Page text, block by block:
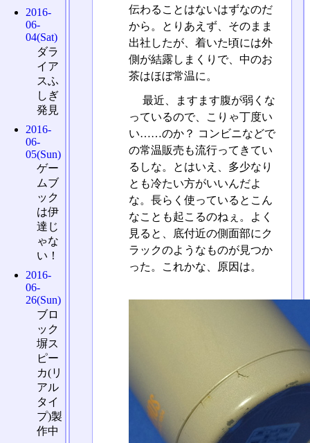
伝わることはないはずなのだ
から。とりあえず、そのまま
出社したが、着いた頃には外
側が結露しまくりで、中のお
茶はほぼ常温に。
最近、ますます腹が弱くな
っているので、こりゃ丁度い
い……のか？ コンビニなどで
の常温販売も流行ってきてい
るしな。とはいえ、多少なり
とも冷たい方がいいんだよ
な。長らく使っているとこん
なことも起こるのねぇ。よく
見ると、底付近の側面部にク
ラックのようなものが見つか
った。これかな、原因は。
2016-
06-
04(Sat)
ダラ
イア
スふ
しぎ
発見
2016-
06-
05(Sun)
ゲー
ムブ
ック
は伊
達じ
ゃな
い！
2016-
06-
26(Sun)
ブロ
ック
塀ス
ピー
カ(リ
アル
タイ
プ)製
作中